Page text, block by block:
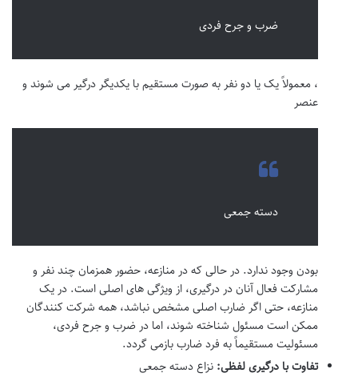
ضرب و جرح فردی
، معمولاً یک یا دو نفر به صورت مستقیم با یکدیگر درگیر می شوند و
عنصر
دسته جمعی
بودن وجود ندارد. در حالی که در منازعه، حضور همزمان چند نفر و
مشارکت فعال آنان در درگیری، از ویژگی های اصلی است. در یک
منازعه، حتی اگر ضارب اصلی مشخص نباشد، همه شرکت کنندگان
ممکن است مسئول شناخته شوند، اما در ضرب و جرح فردی،
مسئولیت مستقیماً به فرد ضارب بازمی گردد.
تفاوت با درگیری لفظی: نزاع دسته جمعی